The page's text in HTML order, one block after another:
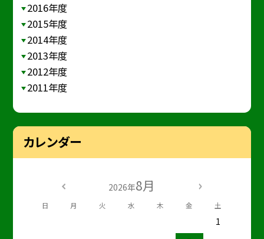
2016年度
2015年度
2014年度
2013年度
2012年度
2011年度
カレンダー
2026年8月
日 月 火 水 木 金 土
1